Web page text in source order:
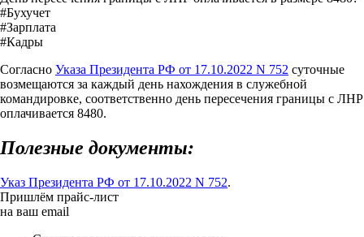
#Бухучет
#Зарплата
#Кадры
Согласно Указа Президента РФ от 17.10.2022 N 752 суточные
возмещаются за каждый день нахождения в служебной
командировке, соответственно день пересечения границы с ЛНР
оплачивается 8480.
Полезные документы:
Указ Президента РФ от 17.10.2022 N 752.
Пришлём прайс-лист
на ваш email